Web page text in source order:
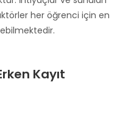
her öğrenci için en
Kayıt